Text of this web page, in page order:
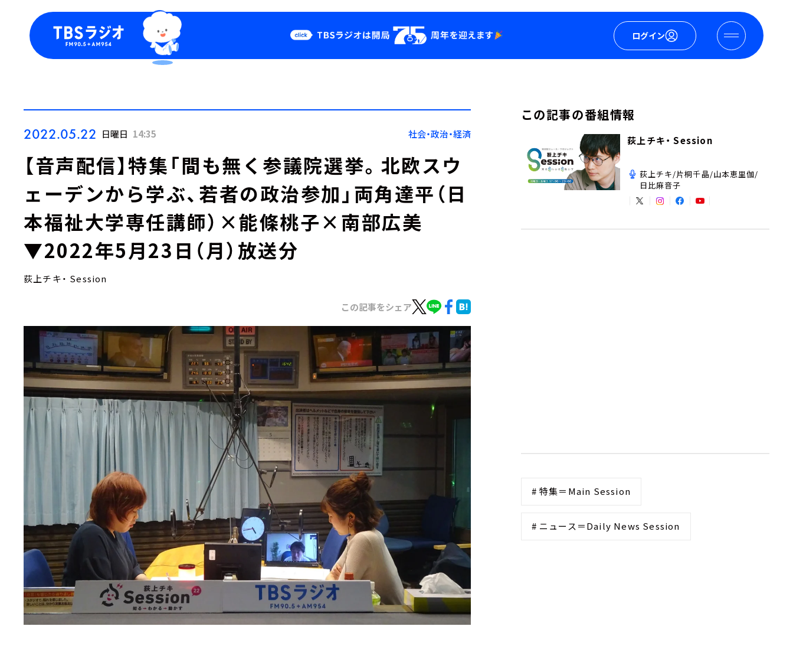
ログイン
Podcast
YouTube
会社情報
2022.05.22 日曜日 14:35 社会・政治・経済
【音声配信】特集「間も無く参議院選挙。北欧スウ
ェーデンから学ぶ、若者の政治参加」両角達平（日
本福祉大学専任講師）×能條桃子×南部広美
▼2022年5月23日（月）放送分
荻上チキ・ Session
この記事をシェア
この記事の番組情報
荻上チキ・ Session
荻上チキ/片桐千晶/山本恵里伽/
日比麻音子
# 特集＝Main Session
# ニュース＝Daily News Session